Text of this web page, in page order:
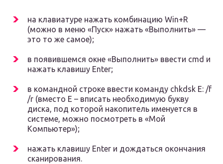
на клавиатуре нажать комбинацию Win+R
(можно в меню «Пуск» нажать «Выполнить» —
это то же самое);
в появившемся окне «Выполнить» ввести cmd и
нажать клавишу Enter;
в командной строке ввести команду chkdsk E: /f
/r (вместо E – вписать необходимую букву
диска, под которой накопитель именуется в
системе, можно посмотреть в «Мой
Компьютер»);
нажать клавишу Enter и дождаться окончания
сканирования.